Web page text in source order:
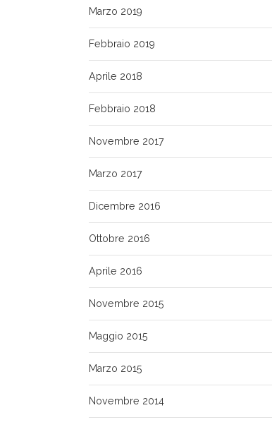
Marzo 2019
Febbraio 2019
Aprile 2018
Febbraio 2018
Novembre 2017
Marzo 2017
Dicembre 2016
Ottobre 2016
Aprile 2016
Novembre 2015
Maggio 2015
Marzo 2015
Novembre 2014